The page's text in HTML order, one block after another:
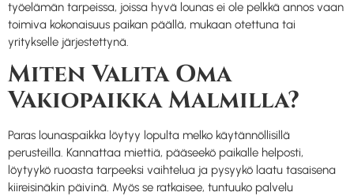
työelämän tarpeissa, joissa hyvä lounas ei ole pelkkä annos vaan
toimiva kokonaisuus paikan päällä, mukaan otettuna tai
yritykselle järjestettynä.
Miten Valita Oma
Vakiopaikka Malmilla?
Paras lounaspaikka löytyy lopulta melko käytännöllisillä
perusteilla. Kannattaa miettiä, pääseekö paikalle helposti,
löytyykö ruoasta tarpeeksi vaihtelua ja pysyykö laatu tasaisena
kiireisinäkin päivinä. Myös se ratkaisee, tuntuuko palvelu